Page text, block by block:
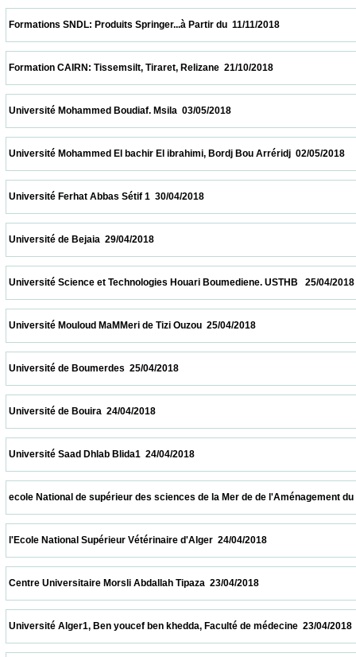
Formations SNDL: Produits Springer...à Partir du  11/11/2018
Formation CAIRN: Tissemsilt, Tiraret, Relizane  21/10/2018
Université Mohammed Boudiaf. Msila  03/05/2018
Université Mohammed El bachir El ibrahimi, Bordj Bou Arréridj
Université Ferhat Abbas Sétif 1  30/04/2018
Université de Bejaia  29/04/2018
Université Science et Technologies Houari Boumediene. USTHB
Université Mouloud MaMMeri de Tizi Ouzou  25/04/2018
Université de Boumerdes  25/04/2018
Université de Bouira  24/04/2018
Université Saad Dhlab Blida1  24/04/2018
ecole National de supérieur des sciences de la Mer de de
l'Ecole National Supérieur Vétérinaire d'Alger  24/04/2018
Centre Universitaire Morsli Abdallah Tipaza  23/04/2018
Université Alger1, Ben youcef ben khedda, Faculté de médecine